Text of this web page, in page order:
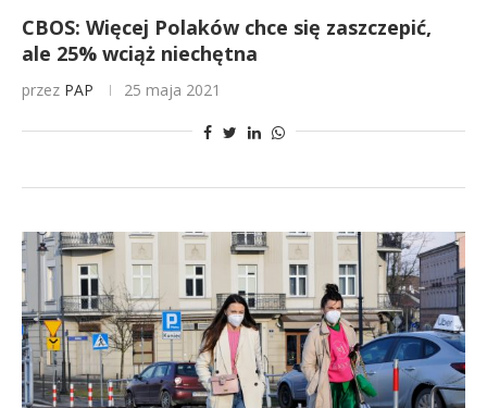
CBOS: Więcej Polaków chce się zaszczepić,
ale 25% wciąż niechętna
przez PAP 25 maja 2021